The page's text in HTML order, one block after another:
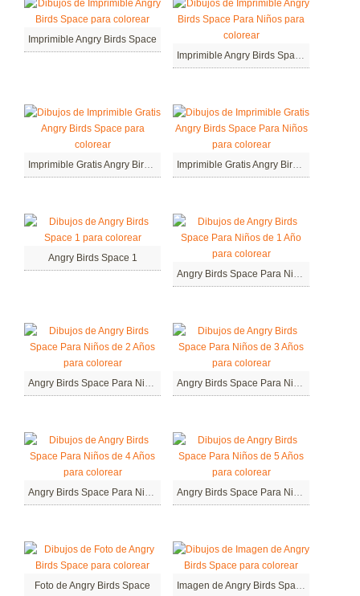
Imprimible Angry Birds Space
Imprimible Angry Birds Space Para Niños
Imprimible Gratis Angry Birds Space Imprimible Gratis Angry Birds Space Para Niños
Angry Birds Space 1
Angry Birds Space Para Niños de 1 Año
Angry Birds Space Para Niños de 2 Años Angry Birds Space Para Niños de 3 Años
Angry Birds Space Para Niños de 4 Años Angry Birds Space Para Niños de 5 Años
Foto de Angry Birds Space Imagen de Angry Birds Space